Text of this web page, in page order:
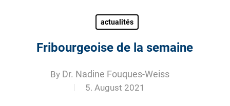
actualités
Fribourgeoise de la semaine
By Dr. Nadine Fouques-Weiss
5. August 2021